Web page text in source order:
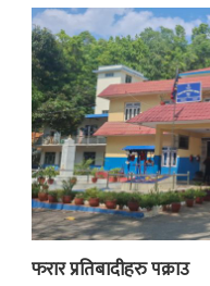
फरार प्रतिबादीहरु पक्राउ